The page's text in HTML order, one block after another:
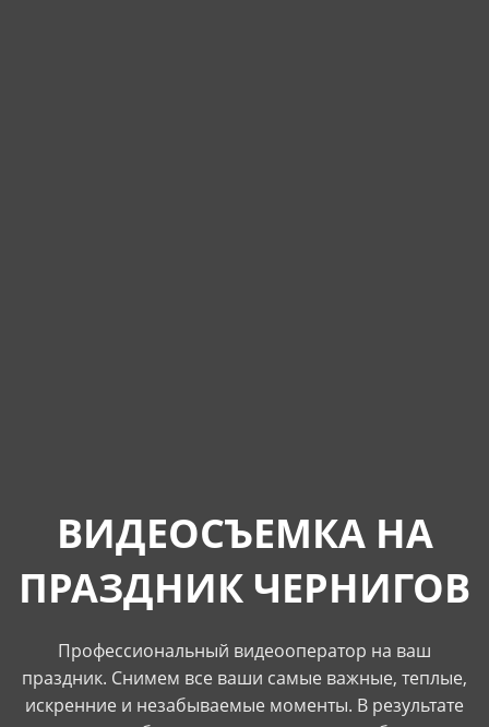
ВИДЕОСЪЕМКА НА
ПРАЗДНИК ЧЕРНИГОВ
Профессиональный видеооператор на ваш
праздник. Снимем все ваши самые важные, теплые,
искренние и незабываемые моменты. В результате